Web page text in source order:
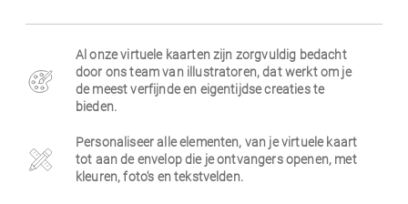
Zakelijk
Al onze virtuele kaarten zijn zorgvuldig bedacht
door ons team van illustratoren, dat werkt om je
de meest verfijnde en eigentijdse creaties te
bieden.
Personaliseer alle elementen, van je virtuele kaart
tot aan de envelop die je ontvangers openen, met
kleuren, foto's en tekstvelden.